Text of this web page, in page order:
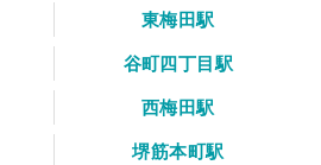
東梅田駅
谷町四丁目駅
西梅田駅
堺筋本町駅